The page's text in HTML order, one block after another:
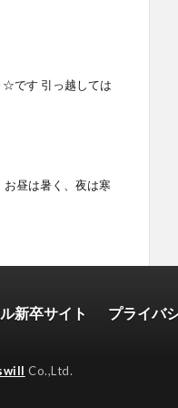
☆です 引っ越しては
昼は暑く、夜は寒
新卒サイト プライバ
Co.,Ltd.